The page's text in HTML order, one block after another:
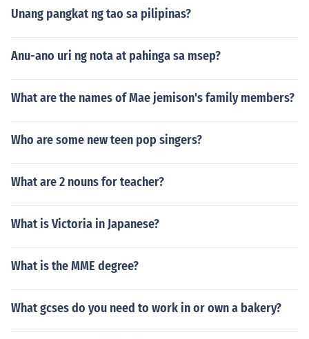
Unang pangkat ng tao sa pilipinas?
Anu-ano uri ng nota at pahinga sa msep?
What are the names of Mae jemison's family members?
Who are some new teen pop singers?
What are 2 nouns for teacher?
What is Victoria in Japanese?
What is the MME degree?
What gcses do you need to work in or own a bakery?